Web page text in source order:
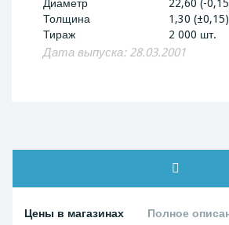
Диаметр
22,60 (-
Толщина
1,30
Тираж
2 000 шт.
Дата выпуска: 28.03.2001
Цены в магазинах Полное